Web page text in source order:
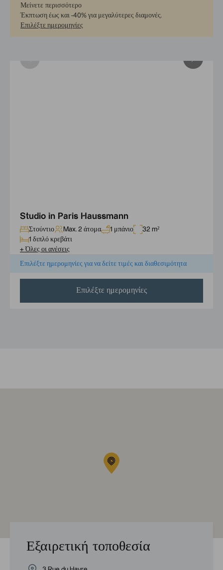
Μείνετε περισσότερο
Έκπτωση έως και -40% για μεγαλύτερες διαμονές.
Επιλέξτε ημερομηνίες
Studio in Paris Haussmann
Στούντιο Max. 2 άτομα 1 μπάνιο
32 m²
1 διπλό κρεβάτι
+Όλες οι ανέσεις
Επιλέξτε ημερομηνίες για να δείτε τιμές και διαθεσιμότητα
Επιλέξτε ημερομηνίες
Εξαιρετική τοποθεσία